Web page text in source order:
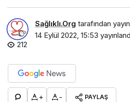
Sağlıklı.Org tarafından
14 Eylül 2022, 15:53
212
+ - PAYLAŞ